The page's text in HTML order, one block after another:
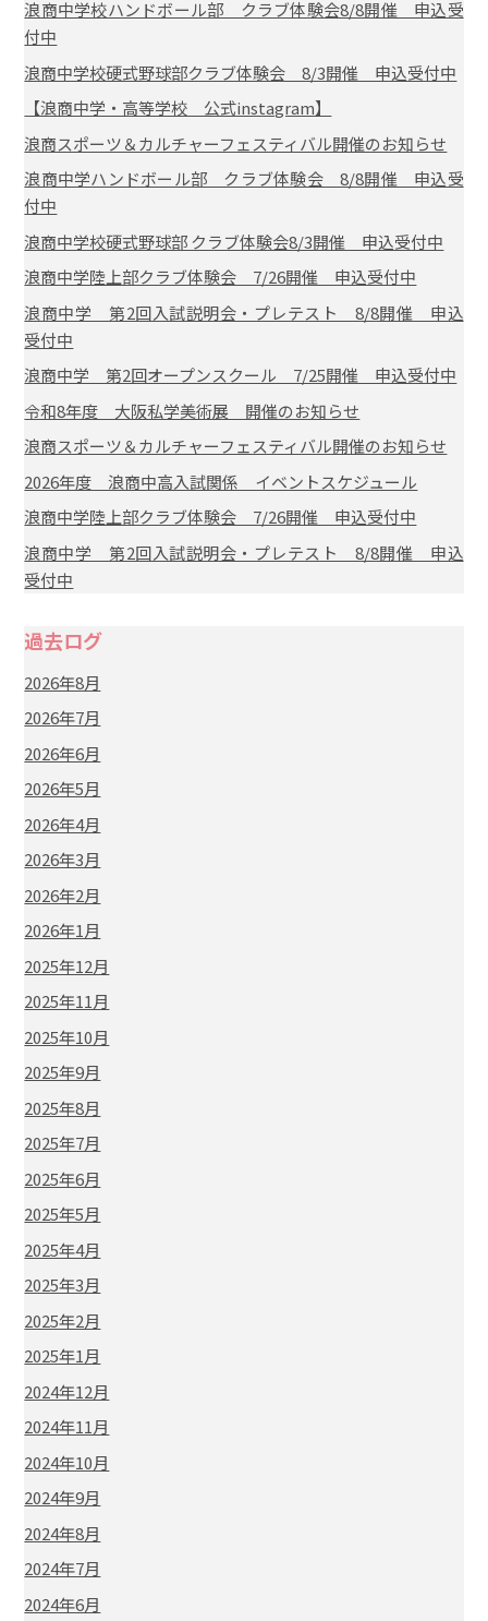
浪商中学校ハンドボール部 クラブ体験会8/8開催 申込受
付中
浪商中学校硬式野球部クラブ体験会 8/3開催 申込受付中
【浪商中学・高等学校 公式instagram】
浪商スポーツ＆カルチャーフェスティバル開催のお知らせ
浪商中学ハンドボール部 クラブ体験会 8/8開催 申込受
付中
浪商中学校硬式野球部 クラブ体験会8/3開催 申込受付中
浪商中学陸上部クラブ体験会 7/26開催 申込受付中
浪商中学 第2回入試説明会・プレテスト 8/8開催 申込
受付中
浪商中学 第2回オープンスクール 7/25開催 申込受付中
令和8年度 大阪私学美術展 開催のお知らせ
浪商スポーツ＆カルチャーフェスティバル開催のお知らせ
2026年度 浪商中高入試関係 イベントスケジュール
浪商中学陸上部クラブ体験会 7/26開催 申込受付中
浪商中学 第2回入試説明会・プレテスト 8/8開催 申込
受付中
過去ログ
2026年8月
2026年7月
2026年6月
2026年5月
2026年4月
2026年3月
2026年2月
2026年1月
2025年12月
2025年11月
2025年10月
2025年9月
2025年8月
2025年7月
2025年6月
2025年5月
2025年4月
2025年3月
2025年2月
2025年1月
2024年12月
2024年11月
2024年10月
2024年9月
2024年8月
2024年7月
2024年6月